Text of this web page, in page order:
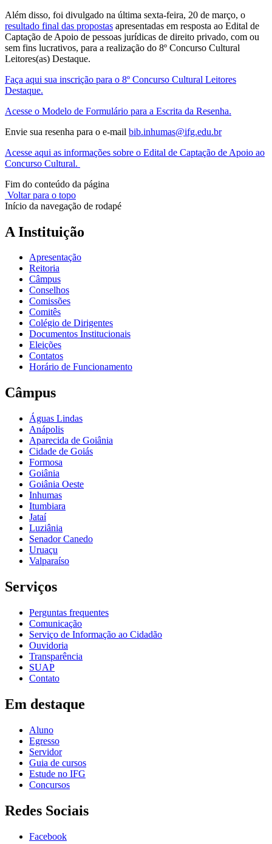
Além disso, foi divulgado na última sexta-feira, 20 de março, o
resultado final das propostas apresentadas em resposta ao Edital de
Captação de Apoio de pessoas jurídicas de direito privado, com ou
sem fins lucrativos, para a realização do 8º Concurso Cultural
Leitores(as) Destaque.
Faça aqui sua inscrição para o 8º Concurso Cultural Leitores
Destaque.
Acesse o Modelo de Formulário para a Escrita da Resenha.
Envie sua resenha para o e-mail bib.inhumas@ifg.edu.br
Acesse aqui as informações sobre o Edital de Captação de Apoio ao
Concurso Cultural.
Fim do conteúdo da página
Voltar para o topo
Início da navegação de rodapé
A Instituição
Apresentação
Reitoria
Câmpus
Conselhos
Comissões
Comitês
Colégio de Dirigentes
Documentos Institucionais
Eleições
Contatos
Horário de Funcionamento
Câmpus
Águas Lindas
Anápolis
Aparecida de Goiânia
Cidade de Goiás
Formosa
Goiânia
Goiânia Oeste
Inhumas
Itumbiara
Jataí
Luziânia
Senador Canedo
Uruaçu
Valparaíso
Serviços
Perguntas frequentes
Comunicação
Serviço de Informação ao Cidadão
Ouvidoria
Transparência
SUAP
Contato
Em destaque
Aluno
Egresso
Servidor
Guia de cursos
Estude no IFG
Concursos
Redes Sociais
Facebook